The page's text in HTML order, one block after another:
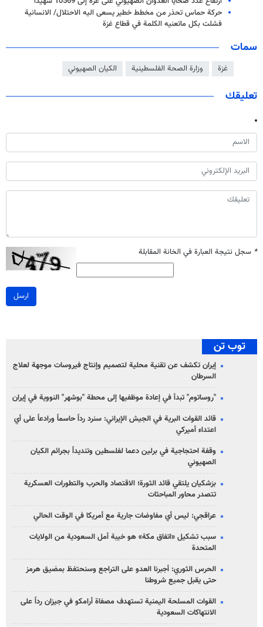
حركة حماس تحذر من مخطط خطير يسعى اليه الاحتلال/ الانسانية
فشلت بكل ماتعنيه الكلمة في قطاع غزة
سمات
غزة وزارة الصحة الفلسطينية الكيان الصهيوني
تعليقك
* سجل نتيجة العبارة في الخانة المقابلة
ارسل
توب تن
إيران تكشف عن تقنية محلية لتصميم وإنتاج فيروسات موجهة لعلاج
السرطان
"روساتوم" تبدأ في إعادة موظفيها إلى محطة "بوشهر" النووية في إيران
قائد القوات البرية في الجيش الإيراني: سنرد رداً حاسماً ورادعاً على أي
اعتداء أميركي
وقفة احتجاجية في برلين دعما لفلسطين وتنديداً بجرائم الكيان
الصهیوني
بزشكيان يلتقي قائد الثورة؛ الاقتصاد والحرب والتطورات العسكرية
تتصدر محاور المباحثات
عراقجي: ليس أي مفاوضات جارية مع أمريكا في الوقت الحالي
سبب تشكيل «اتفاق مكة» هو خيبة أمل السعودية من الولايات
المتحدة
الحرس الثوري: أجبرنا العدو على التراجع وسنحتفظ بمضيق هرمز
حتى يقبل جميع شروطنا
القوات المسلحة اليمنية تستهدف مصفاة أرامكو في جيزان رداً على
الانتهاكات السعودية